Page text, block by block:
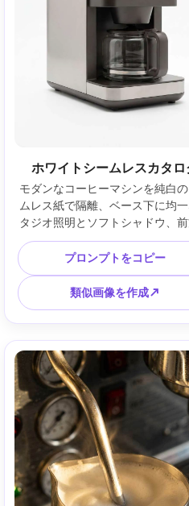
ホワイトシームレスカタロ
モダンなコーヒーマシンを純白
ムレス紙で隔離、ベース下に均
タジオ照明とソフトシャドウ、
分の一角度、完璧な対称性とクリ
な線、ECカタログ品質、Canon
R5、50mm、f/11、高解像度、
リアリスティック --ar 4:5
プロンプトをコピー
類似画像を作成↗